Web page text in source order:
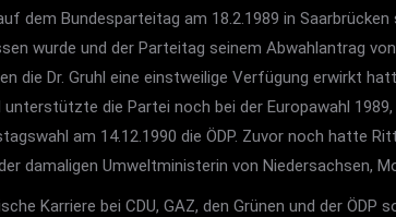
dem Bundesparteitag am 18.2.1989 in
wurde und der Parteitag seinem Abwahlantrag
die Dr. Gruhl eine einstweilige Verfügung erwirkt
die Partei noch bei der Europawahl
am 14.12.1990 die ÖDP. Zuvor noch hatte
damaligen Umweltministerin von Niedersachsen,
Karriere bei CDU, GAZ, den Grünen und der ÖDP